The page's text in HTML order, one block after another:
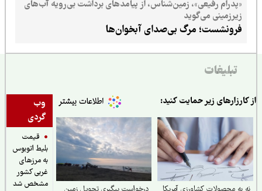
«پدرام رفیعی»، زمین‌شناس، از پیامدهای برداشت بی‌رویه آب‌های
زیرزمینی می‌گوید
فرونشست؛ مرگ بی‌صدای آبخوان‌ها
تبلیغات
وب
گردی
قیمت
بلیط اتوبوس
به مرزهای
غربی کشور
مشخص شد
زیر حمایت کنید: